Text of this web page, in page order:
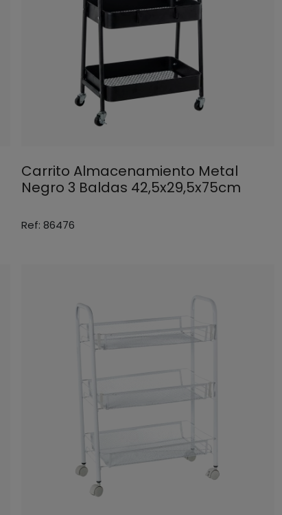
Carrito Almacenamiento Metal
Negro 3 Baldas 42,5x29,5x75cm
Ref: 86476